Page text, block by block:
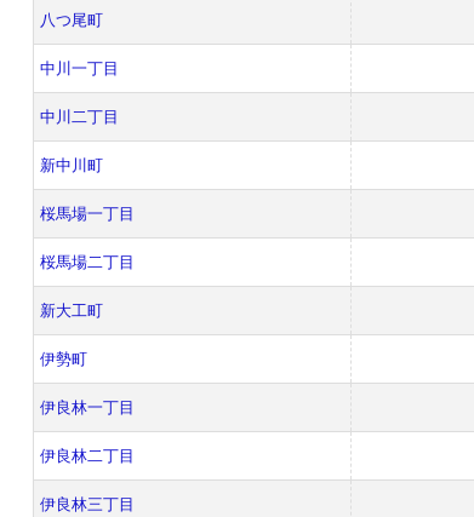
八つ尾町
中川一丁目
中川二丁目
新中川町
桜馬場一丁目
桜馬場二丁目
新大工町
伊勢町
伊良林一丁目
伊良林二丁目
伊良林三丁目